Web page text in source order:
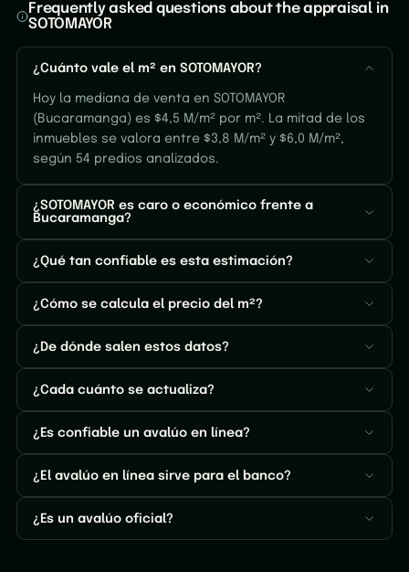
Frequently asked questions about the appraisal in
SOTOMAYOR
¿Cuánto vale el m² en SOTOMAYOR?
Hoy la mediana de venta en SOTOMAYOR
(Bucaramanga) es $4,5 M/m² por m². La mitad de los
inmuebles se valora entre $3,8 M/m² y $6,0 M/m²,
según 54 predios analizados.
¿SOTOMAYOR es caro o económico frente a
Bucaramanga?
¿Qué tan confiable es esta estimación?
¿Cómo se calcula el precio del m²?
¿De dónde salen estos datos?
¿Cada cuánto se actualiza?
¿Es confiable un avalúo en línea?
¿El avalúo en línea sirve para el banco?
¿Es un avalúo oficial?